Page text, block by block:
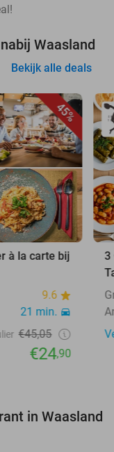
Waasland
Bekijk alle deals
45%
à la carte bij
9.6
21 min.
€45,05
€24,90
3
in Waasland